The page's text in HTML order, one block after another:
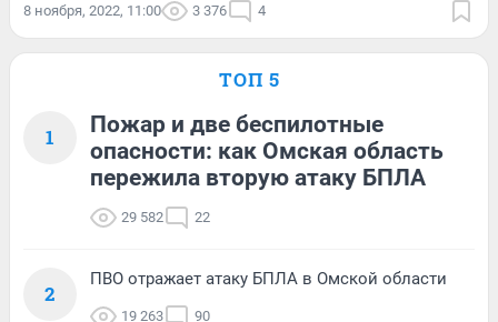
8 ноября, 2022, 11:00 3 376 4
ТОП 5
1
Пожар и две беспилотные
опасности: как Омская область
пережила вторую атаку БПЛА
29 582 22
2
ПВО отражает атаку БПЛА в Омской области
19 263 90